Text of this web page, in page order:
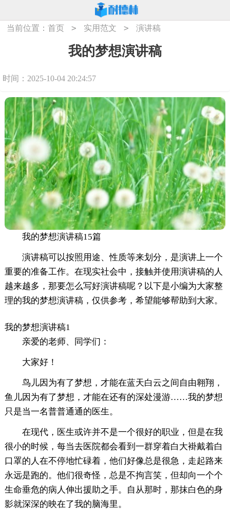
当前位置：首页 > 实用范文 > 演讲稿
我的梦想演讲稿
时间：2025-10-04 20:24:57
我的梦想演讲稿15篇
演讲稿可以按照用途、性质等来划分，是演讲上一个
重要的准备工作。在现实社会中，接触并使用演讲稿的人
越来越多，那要怎么写好演讲稿呢？以下是小编为大家整
理的我的梦想演讲稿，仅供参考，希望能够帮助到大家。
我的梦想演讲稿1
亲爱的老师、同学们：
大家好！
鸟儿因为有了梦想，才能在蓝天白云之间自由翱翔，
鱼儿因为有了梦想，才能在还有的深处漫游……我的梦想
只是当一名普普通通的医生。
在现代，医生或许并不是一个很好的职业，但是在我
很小的时候，每当去医院都会看到一群穿着白大褂戴着白
口罩的人在不停地忙碌着，他们好像总是很急，走起路来
永远是跑的。他们很奇怪，总是不拘言笑，但却向一个个
生命垂危的病人伸出援助之手。自从那时，那抹白色的身
影就深深的映在了我的脑海里。